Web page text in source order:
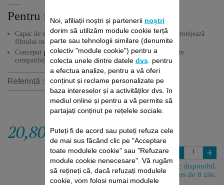
Pentru filtrul motorului
Capac de schimb pentru aspiratorul dumneavoastră, care protejează
filtrului motorului aparatului.
Conceput pentru aspiratoare(a se consulta lista de aparate
compatibile de mai jos)
Referință : SS-7222117134
20,80 RON
+
Stoc disponibil.
Livrare în decurs de 8 zile.
Noi, afiliații noștri și partenerii noștri
dorim să utilizăm module cookie terță
parte sau tehnologii similare (denumite
colectiv "module cookie") pentru a
colecta unele dintre datele dvs. pentru
a efectua analize, pentru a vă oferi
conținut și reclame personalizate pe
baza intereselor și a activităților dvs. în
mediul online și pentru a vă permite să
partajați conținut pe rețelele sociale.
Puteți fi de acord sau puteți refuza cele
de mai sus făcând clic pe "Acceptare
toate modulele cookie" sau "Refuzare
module cookie nenecesare". Vă rugăm
să rețineți că, dacă refuzați modulele
cookie, vom folosi numai modulele